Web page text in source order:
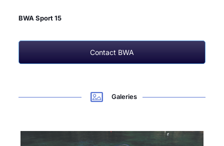
BWA Sport 15
Contact BWA
Galeries